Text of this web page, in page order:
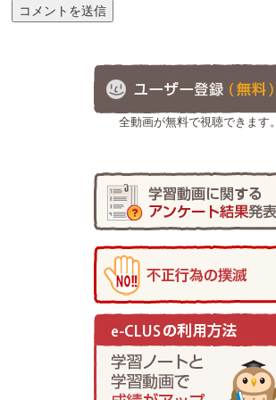
全動画が無料で視聴できます。